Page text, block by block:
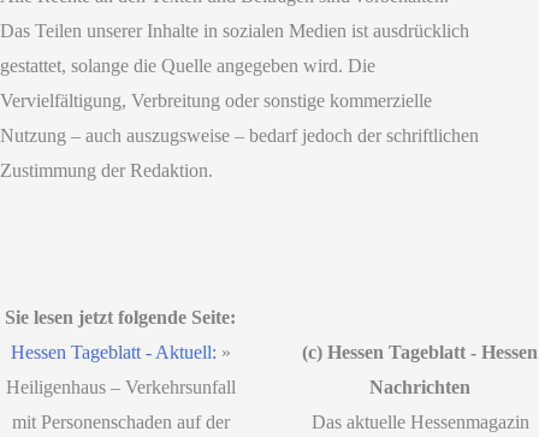
Das Teilen unserer Inhalte in sozialen Medien ist ausdrücklich
gestattet, solange die Quelle angegeben wird. Die
Vervielfältigung, Verbreitung oder sonstige kommerzielle
Nutzung – auch auszugsweise – bedarf jedoch der schriftlichen
Zustimmung der Redaktion.
Sie lesen jetzt folgende Seite:
Hessen Tageblatt - Aktuell: »
Heiligenhaus – Verkehrsunfall
mit Personenschaden auf der
(c) Hessen Tageblatt - Hessen
Nachrichten
Das aktuelle Hessenmagazin